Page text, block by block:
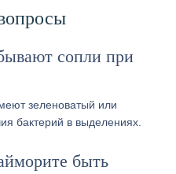
сопли при
зеленоватый или
бактерий в выделениях.
быть